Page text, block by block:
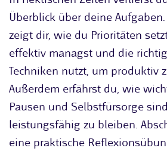
Überblick über deine
zeigt dir, wie du Prioritäten
effektiv managst und die
Techniken nutzt, um produktiv
Außerdem erfährst du, wie
Pausen und Selbstfürsorge
leistungsfähig zu bleiben.
eine praktische